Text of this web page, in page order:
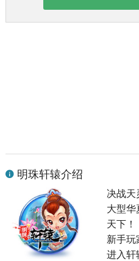
明珠轩辕介绍
决战天
大型华
天下！
新手玩
进入轩